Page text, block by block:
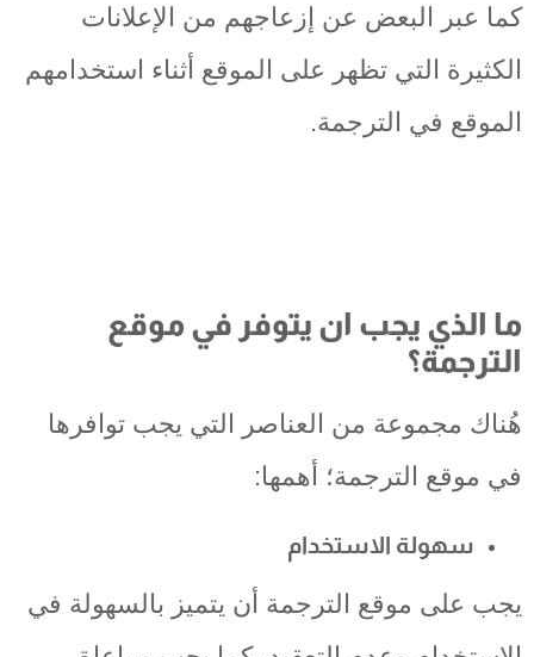
كما عبر البعض عن إزعاجهم من الإعلانات
الكثيرة التي تظهر على الموقع أثناء استخدامهم
الموقع في الترجمة.
ما الذي يجب ان يتوفر في موقع
الترجمة؟
هُناك مجموعة من العناصر التي يجب توافرها
في موقع الترجمة؛ أهمها:
سهولة الاستخدام
يجب على موقع الترجمة أن يتميز بالسهولة في